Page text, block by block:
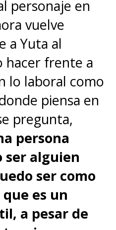
personaje en
vuelve
a Yuta al
hacer frente a
lo laboral como
piensa en
pregunta,
persona
ser alguien
ser como
es un
a pesar de